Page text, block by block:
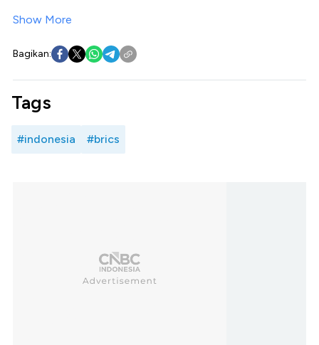
Show More
Bagikan:
Tags
#indonesia #brics